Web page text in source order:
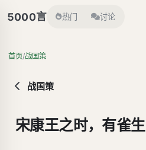
5000言 热门 讨论
首页/战国策
战国策
宋康王之时，有雀生